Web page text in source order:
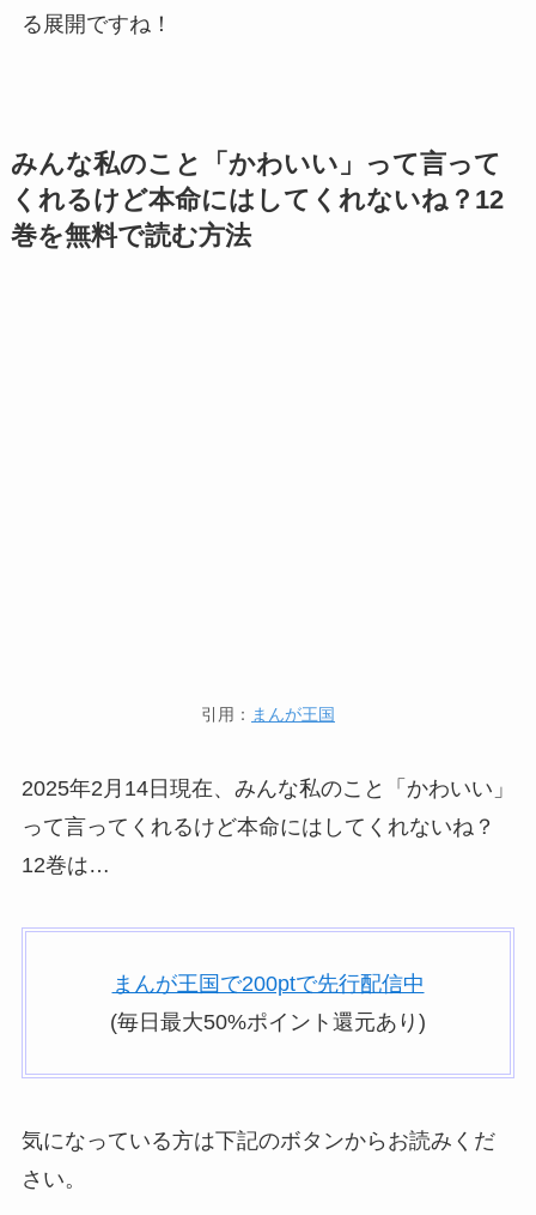
る展開ですね！
みんな私のこと「かわいい」って言って
くれるけど本命にはしてくれないね？12
巻を無料で読む方法
引用： まんが王国
2025年2月14日現在、みんな私のこと「かわいい」
って言ってくれるけど本命にはしてくれないね？
12巻は…
まんが王国で200ptで先行配信中
(毎日最大50%ポイント還元あり)
気になっている方は下記のボタンからお読みくだ
さい。